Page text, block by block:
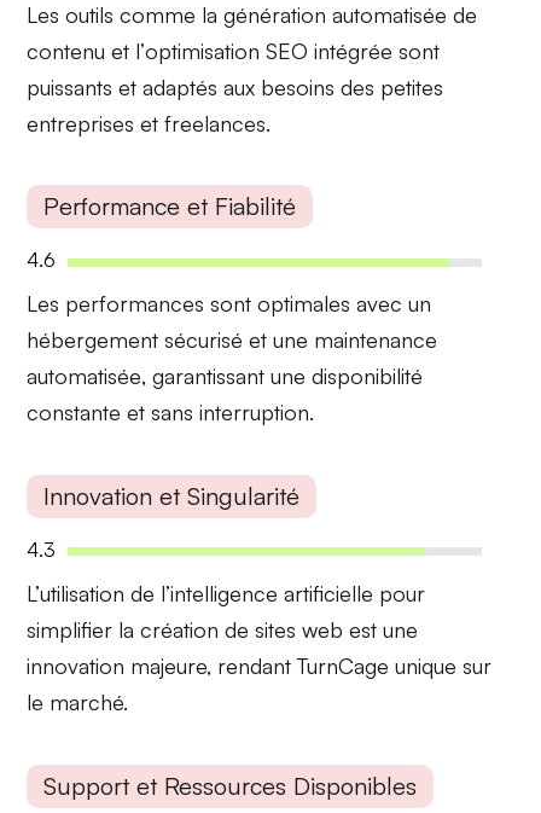
Les outils comme lagénération automatisée de
contenu et l’optimisation SEO intégrée sont
puissants et adaptés aux besoins des petites
entreprises et freelances.
Performance et Fiabilité
4.6
Les performances sontoptimales avec un
hébergement sécurisé et une maintenance
automatisée, garantissant une disponibilité
constante et sans interruption.
Innovation et Singularité
4.3
L’utilisation de l’intelligence artificielle pour
simplifier la création de sites web est une
innovation majeure, rendant TurnCage unique sur
le marché.
Support et Ressources Disponibles